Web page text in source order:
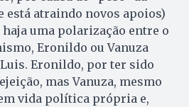
está atraindo novos apoios)
uma polarização entre o
Eronildo ou Vanuza
Eronildo, por ter sido
mas Vanuza, mesmo
vida política própria e,